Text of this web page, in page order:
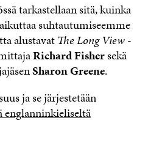
tarkastellaan sitä, kuinka
suhtautumiseemme
alustavatThe Long View-
Richard Fishersekä
Sharon Greene.
ja se järjestetään
englanninkieliseltä